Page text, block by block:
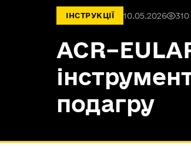
ІНСТРУКЦІЇ 10.05.2026
подагру